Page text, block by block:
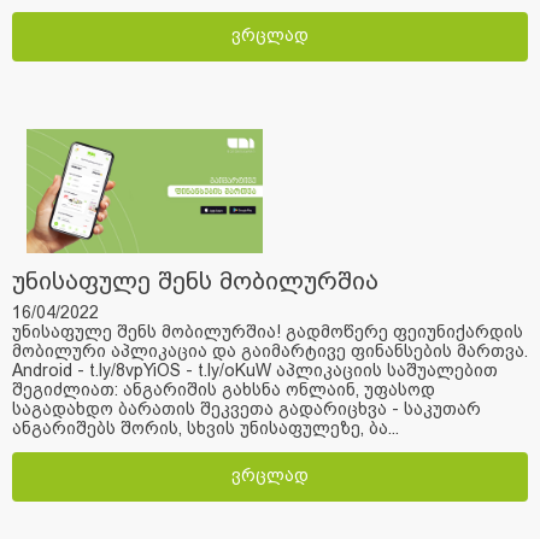
ვრცლად
უნისაფულე შენს მობილურშია
16/04/2022
უნისაფულე შენს მობილურშია! გადმოწერე ფეიუნიქარდის
მობილური აპლიკაცია და გაიმარტივე ფინანსების მართვა.
Android - t.ly/8vpYiOS - t.ly/oKuW აპლიკაციის საშუალებით
შეგიძლიათ: ანგარიშის გახსნა ონლაინ, უფასოდ
საგადახდო ბარათის შეკვეთა გადარიცხვა - საკუთარ
ანგარიშებს შორის, სხვის უნისაფულეზე, ბა...
ვრცლად